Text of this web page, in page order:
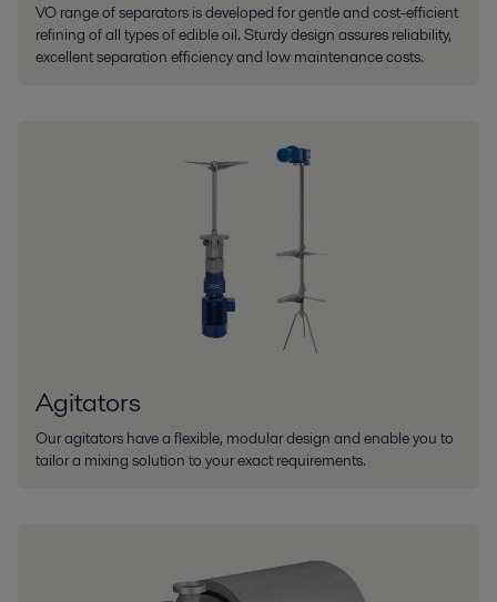
VO range of separators is developed for gentle and cost-efficient
refining of all types of edible oil. Sturdy design assures reliability,
excellent separation efficiency and low maintenance costs.
Agitators
Our agitators have a flexible, modular design and enable you to
tailor a mixing solution to your exact requirements.